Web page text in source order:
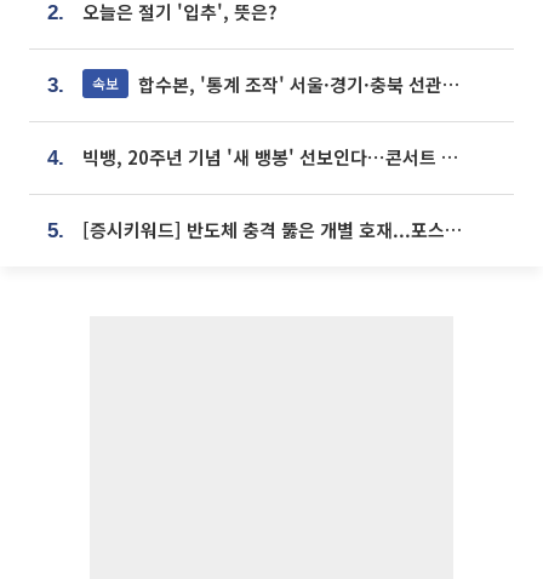
2. 오늘은 절기 '입추', 뜻은?
3. 속보 합수본, '통계 조작' 서울·경기·충북 선관위 등 추가 압수수색
4. 빅뱅, 20주년 기념 '새 뱅봉' 선보인다⋯콘서트 앞두고 팝업 개최
5. [증시키워드] 반도체 충격 뚫은 개별 호재...포스코퓨처엠·에코프로·한화솔루션 '눈길'